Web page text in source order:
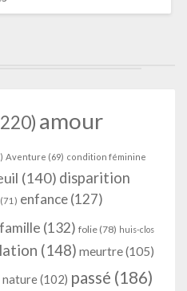
amour
Aventure (69) condition féminine
(140) disparition
(71) enfance(127)
famille (132) folie (78) huis-clos
(148) meurtre(105)
nature(102) passé (186)